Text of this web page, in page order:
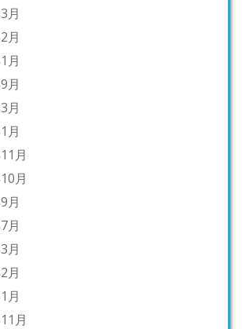
月
月
月
月
月
月
月
月
月
月
月
月
月
月